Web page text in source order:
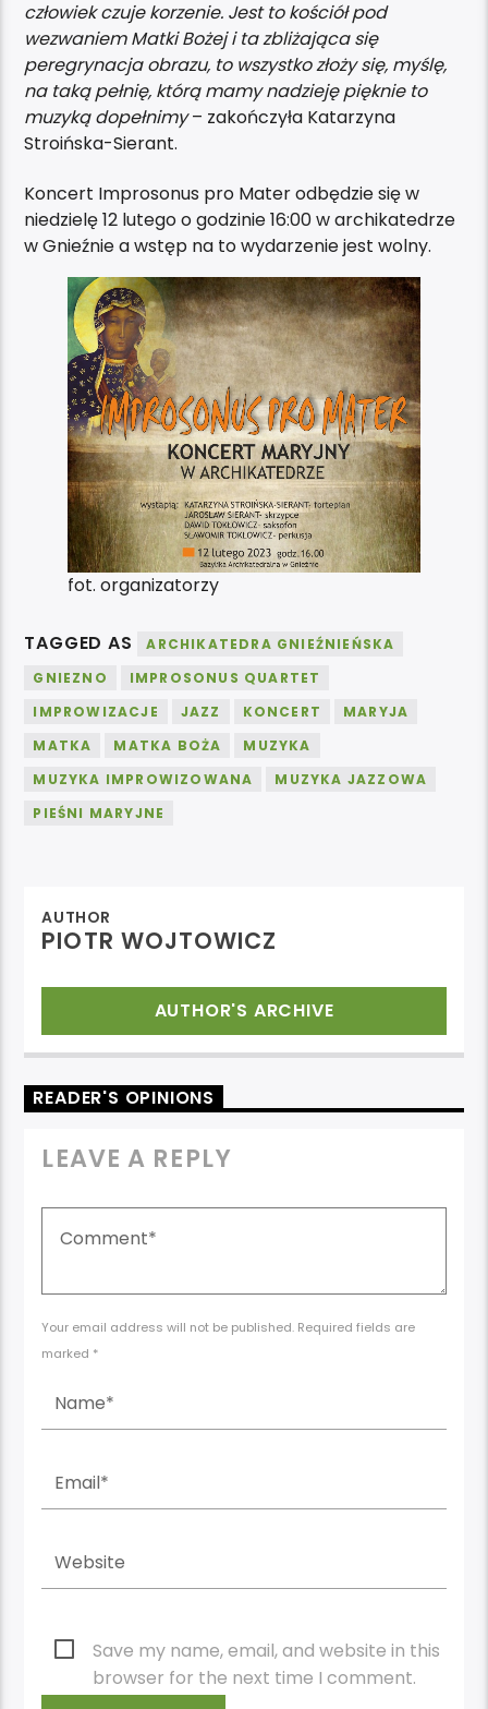
człowiek czuje korzenie. Jest to kościół pod
wezwaniem Matki Bożej i ta zbliżająca się
peregrynacja obrazu, to wszystko złoży się, myślę,
na taką pełnię, którą mamy nadzieję pięknie to
muzyką dopełnimy– zakończyła Katarzyna
Stroińska-Sierant.
Koncert Improsonus pro Mater odbędzie się w
niedzielę 12 lutego o godzinie 16:00 w archikatedrze
w Gnieźnie a wstęp na to wydarzenie jest wolny.
fot. organizatorzy
TAGGED AS
ARCHIKATEDRA GNIEŹNIEŃSKA
GNIEZNO
IMPROSONUS QUARTET
IMPROWIZACJE
JAZZ KONCERT
MARYJA
MATKA
MATKA BOŻA
MUZYKA
MUZYKA IMPROWIZOWANA
MUZYKA JAZZOWA
PIEŚNI MARYJNE
AUTHOR
PIOTR WOJTOWICZ
AUTHOR'S ARCHIVE
READER'S OPINIONS
LEAVE A REPLY
Your email address will not be published. Required fields are
marked *
Save my name, email, and website in this
browser for the next time I comment.